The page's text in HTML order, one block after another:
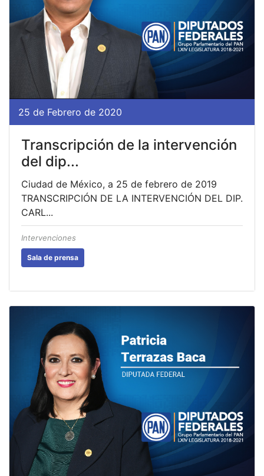
25 de Febrero de 2020
Transcripción de la intervención
del dip...
Ciudad de México, a 25 de febrero de 2019
TRANSCRIPCIÓN DE LA INTERVENCIÓN DEL DIP.
CARL...
Intervenciones
Sala de prensa